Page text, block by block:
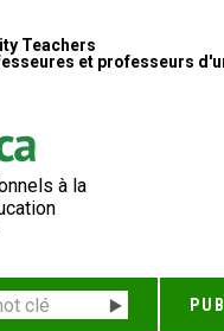
Teachers
et professeurs
à la